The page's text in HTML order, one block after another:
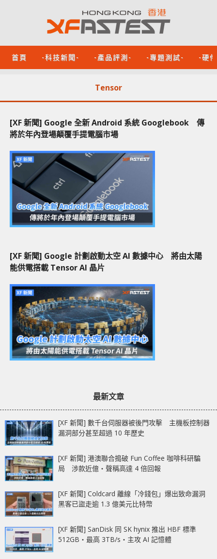
首頁 -科技新聞- -產品評測- -專題測試- -硬
Tensor
[XF 新聞] Google 全新 Android 系統 Googlebook 傳
將於年內登場顛覆手提電腦市場
[XF 新聞] Google 計劃啟動太空 AI 數據中心 將由太陽
能供電搭載 Tensor AI 晶片
最新文章
[XF 新聞] 數千台伺服器被後門攻擊 主機板控制器
漏洞部分甚至超過 10 年歷史
[XF 新聞] 港澳聯合搗破 Fun Coffee 咖啡科研騙
局 涉款近億‧聲稱高達 4 倍回報
[XF 新聞] Coldcard 離線「冷錢包」爆出致命漏洞
黑客已盜走逾 1.3 億美元比特幣
[XF 新聞] SanDisk 同 SK hynix 推出 HBF 標準
512GB‧最高 3TB/s‧主攻 AI 記憶體